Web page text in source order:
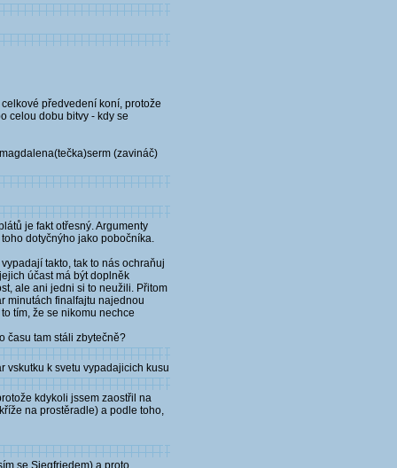
předvedení koní, protože
celou dobu bitvy - kdy se
(zavináč)
je fakt otřesný. Argumenty
dotyčnýho jako pobočníka.
takto, tak to nás ochraňuj
účast má být doplněk
ale ani jedni si to neužili. Přitom
minutách finalfajtu najednou
tím, že se nikomu nechce
času tam stáli zbytečně?
vskutku k svetu vypadajicich kusu
kdykoli jssem zaostřil na
na prostěradle) a podle toho,
se Siegfriedem) a proto